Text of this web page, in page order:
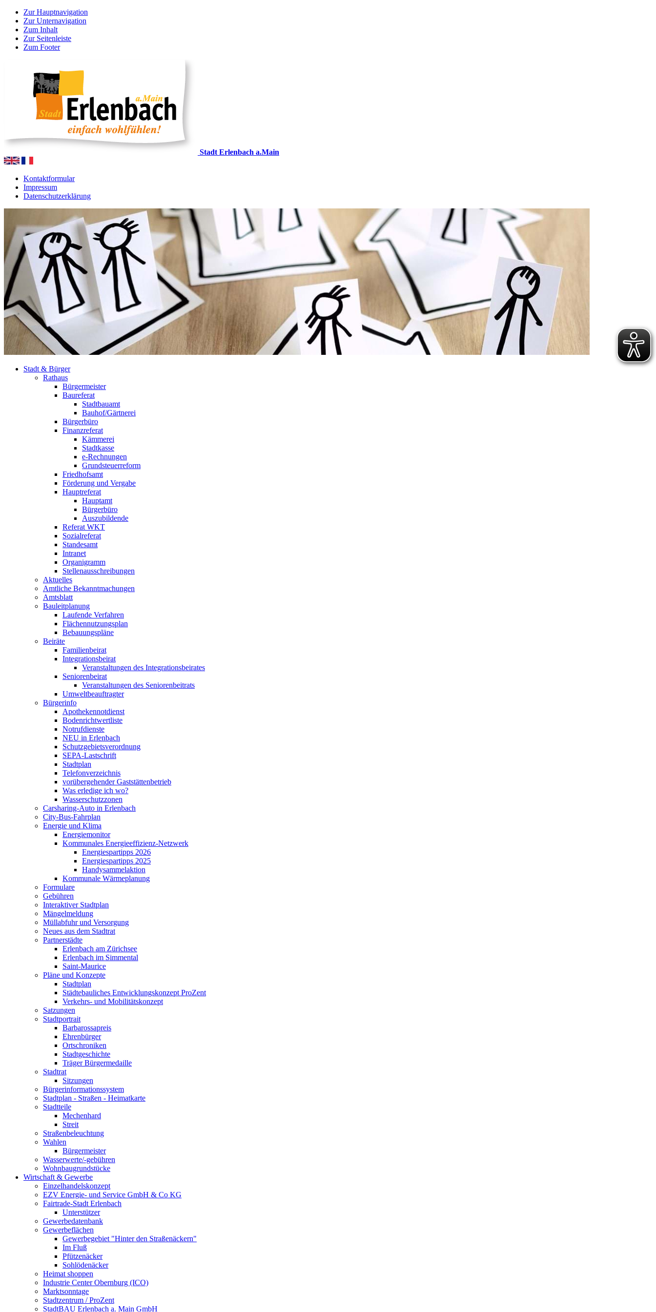
Zur Hauptnavigation
Zur Unternavigation
Zum Inhalt
Zur Seitenleiste
Zum Footer
Stadt Erlenbach a.Main
Kontaktformular
Impressum
Datenschutzerklärung
Stadt & Bürger
Rathaus
Bürgermeister
Baureferat
Stadtbauamt
Bauhof/Gärtnerei
Bürgerbüro
Finanzreferat
Kämmerei
Stadtkasse
e-Rechnungen
Grundsteuerreform
Friedhofsamt
Förderung und Vergabe
Hauptreferat
Hauptamt
Bürgerbüro
Auszubildende
Referat WKT
Sozialreferat
Standesamt
Intranet
Organigramm
Stellenausschreibungen
Aktuelles
Amtliche Bekanntmachungen
Amtsblatt
Bauleitplanung
Laufende Verfahren
Flächennutzungsplan
Bebauungspläne
Beiräte
Familienbeirat
Integrationsbeirat
Veranstaltungen des Integrationsbeirates
Seniorenbeirat
Veranstaltungen des Seniorenbeitrats
Umweltbeauftragter
Bürgerinfo
Apothekennotdienst
Bodenrichtwertliste
Notrufdienste
NEU in Erlenbach
Schutzgebietsverordnung
SEPA-Lastschrift
Stadtplan
Telefonverzeichnis
vorübergehender Gaststättenbetrieb
Was erledige ich wo?
Wasserschutzzonen
Carsharing-Auto in Erlenbach
City-Bus-Fahrplan
Energie und Klima
Energiemonitor
Kommunales Energieeffizienz-Netzwerk
Energiespartipps 2026
Energiespartipps 2025
Handysammelaktion
Kommunale Wärmeplanung
Formulare
Gebühren
Interaktiver Stadtplan
Mängelmeldung
Müllabfuhr und Versorgung
Neues aus dem Stadtrat
Partnerstädte
Erlenbach am Zürichsee
Erlenbach im Simmental
Saint-Maurice
Pläne und Konzepte
Stadtplan
Städtebauliches Entwicklungskonzept ProZent
Verkehrs- und Mobilitätskonzept
Satzungen
Stadtportrait
Barbarossapreis
Ehrenbürger
Ortschroniken
Stadtgeschichte
Träger Bürgermedaille
Stadtrat
Sitzungen
Bürgerinformationssystem
Stadtplan - Straßen - Heimatkarte
Stadtteile
Mechenhard
Streit
Straßenbeleuchtung
Wahlen
Bürgermeister
Wasserwerte/-gebühren
Wohnbaugrundstücke
Wirtschaft & Gewerbe
Einzelhandelskonzept
EZV Energie- und Service GmbH & Co KG
Fairtrade-Stadt Erlenbach
Unterstützer
Gewerbedatenbank
Gewerbeflächen
Gewerbegebiet "Hinter den Straßenäckern"
Im Fluß
Pfützenäcker
Sohlödenäcker
Heimat shoppen
Industrie Center Obernburg (ICO)
Marktsonntage
Stadtzentrum / ProZent
StadtBAU Erlenbach a. Main GmbH